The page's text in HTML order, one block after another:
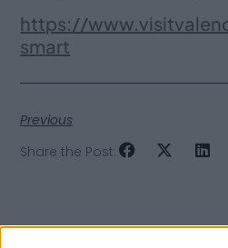
https://
smart
Previous
Share the Post: